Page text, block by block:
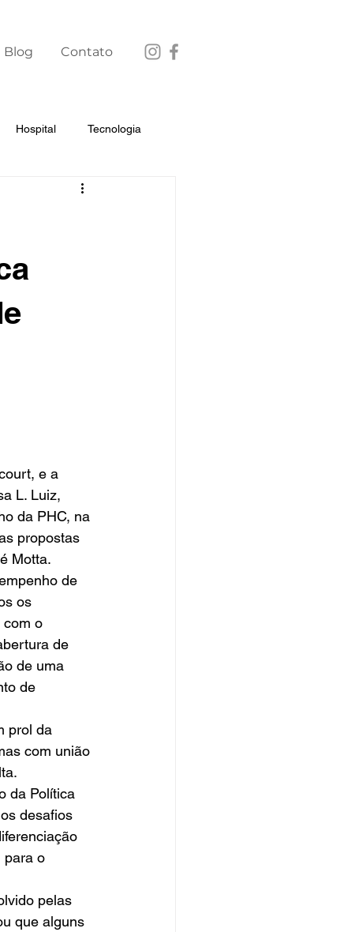
Blog Contato
Hospital Tecnologia
e a
L. Luiz,
da PHC, na
propostas
Motta.
de
os
com o
de
de uma
de
prol da
com união
da Política
desafios
para o
pelas
que alguns